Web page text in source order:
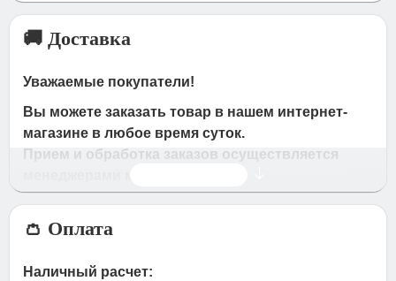
🚚 Доставка
Уважаемые покупатели!
Вы можете заказать товар в нашем интернет-
магазине в любое время суток.
Прием и обработка заказов осуществляется
Время работы магазина:
с 09:00 дo 19:00
👛 Оплата
Наличный расчет: